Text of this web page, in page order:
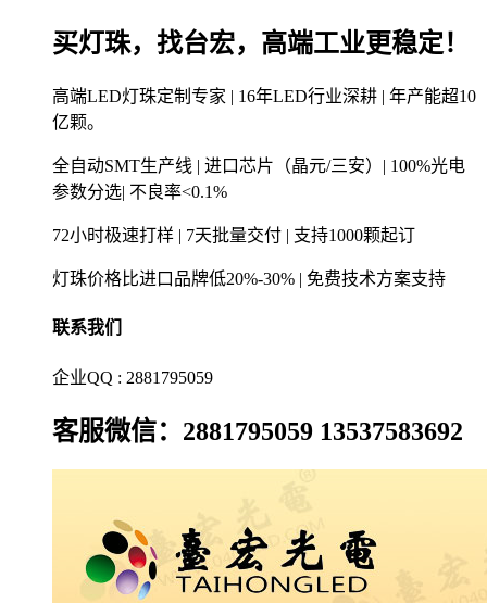
买灯珠，找台宏，高端工业更稳定！
高端LED灯珠定制专家 | 16年LED行业深耕 | 年产能超10
亿颗。
全自动SMT生产线 | 进口芯片（晶元/三安）| 100%光电
参数分选| 不良率<0.1%
72小时极速打样 | 7天批量交付 | 支持1000颗起订
灯珠价格比进口品牌低20%-30% | 免费技术方案支持
联系我们
企业QQ : 2881795059
客服微信：2881795059 13537583692